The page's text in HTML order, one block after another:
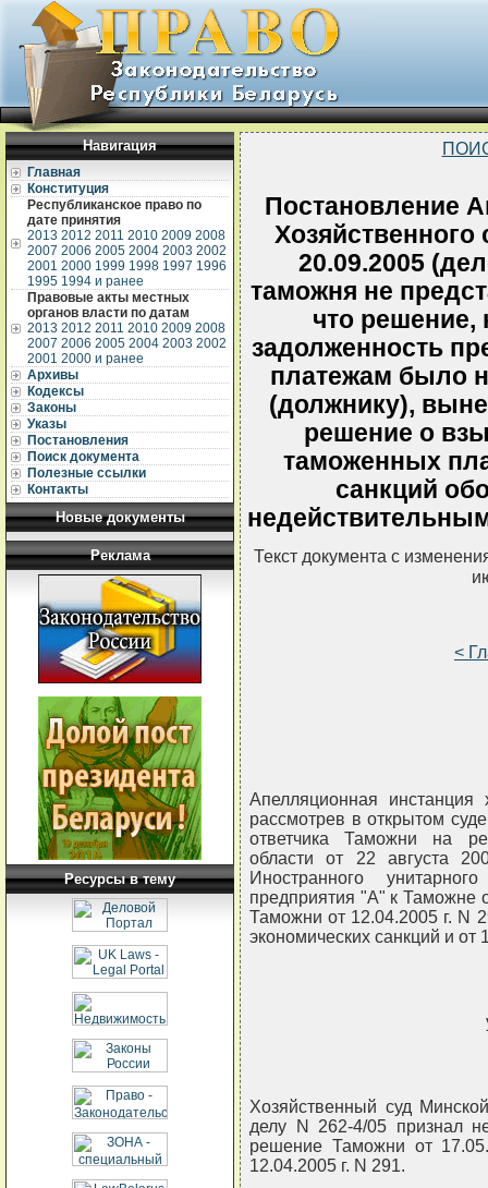
Навигация
Главная
Конституция
Республиканское право по
дате принятия
2013 2012 2011 2010 2009 2008
2007 2006 2005 2004 2003 2002
2001 2000 1999 1998 1997 1996
1995 1994 и ранее
Правовые акты местных
органов власти по датам
2013 2012 2011 2010 2009 2008
2007 2006 2005 2004 2003 2002
2001 2000 и ранее
Архивы
Кодексы
Законы
Указы
Постановления
Поиск документа
Полезные ссылки
Контакты
Новые документы
Реклама
Ресурсы в тему
Постановление
Хозяйственного
20.09.2005
таможня не
что решение,
задолженность
платежам было
(должнику),
решение о
таможенных
санкций
Текст документа с
<
Апелляционная инстанция
рассмотрев в открытом
ответчика Таможни на
области от 22 августа
Иностранного унитарного
предприятия "А" к Таможне
Таможни от 12.04.2005 г. N
экономических санкций и от
Хозяйственный суд
делу N 262-4/05 признал
решение Таможни от
12.04.2005 г. N 291.